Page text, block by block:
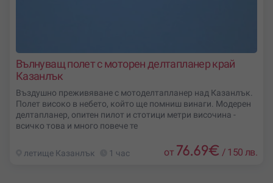
Вълнуващ полет с моторен делтапланер край
Казанлък
Въздушно преживяване с мотоделтапланер над Казанлък.
Полет високо в небето, който ще помниш винаги. Модерен
делтапланер, опитен пилот и стотици метри височина -
всичко това и много повече те
летище Казанлък 1 час от 76.69€ / 150 лв.